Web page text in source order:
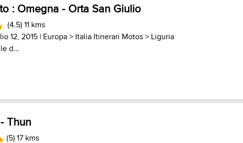
: Omegna - Orta San Giulio
(4.5) 11 kms
12, 2015 | Europa> Italia Itinerari Motos> Liguria
d...
Thun
(5) 17 kms